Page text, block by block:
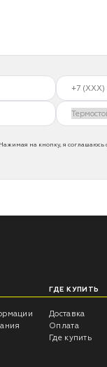
Нажимая на кнопку, я соглашаюсь
ГДЕ КУПИТЬ
Доставка
Оплата
Где купить